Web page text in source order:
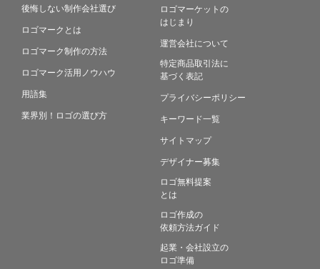
後悔しない制作会社選び
ロゴマークとは
ロゴマーク制作の方法
ロゴマーク活用ノウハウ
用語集
業界別！ロゴの選び方
ロゴマーケットの
はじまり
運営会社について
特定商品取引法に
基づく表記
プライバシーポリシー
キーワード一覧
サイトマップ
デザイナー募集
ロゴ無料提案
とは
ロゴ作成の
依頼方法ガイド
起業・会社設立の
ロゴ準備